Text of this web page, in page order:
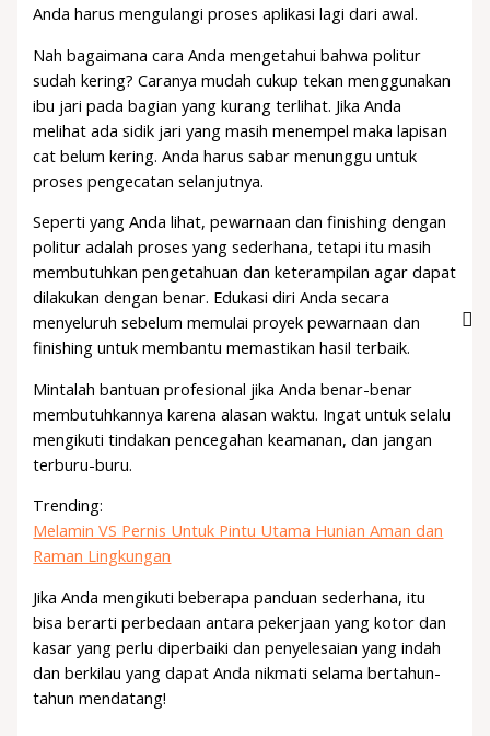
Anda harus mengulangi proses aplikasi lagi dari awal.
Nah bagaimana cara Anda mengetahui bahwa politur
sudah kering? Caranya mudah cukup tekan menggunakan
ibu jari pada bagian yang kurang terlihat. Jika Anda
melihat ada sidik jari yang masih menempel maka lapisan
cat belum kering. Anda harus sabar menunggu untuk
proses pengecatan selanjutnya.
Seperti yang Anda lihat, pewarnaan dan finishing dengan
politur adalah proses yang sederhana, tetapi itu masih
membutuhkan pengetahuan dan keterampilan agar dapat
dilakukan dengan benar. Edukasi diri Anda secara
menyeluruh sebelum memulai proyek pewarnaan dan
finishing untuk membantu memastikan hasil terbaik.
Mintalah bantuan profesional jika Anda benar-benar
membutuhkannya karena alasan waktu. Ingat untuk selalu
mengikuti tindakan pencegahan keamanan, dan jangan
terburu-buru.
Trending:
Melamin VS Pernis Untuk Pintu Utama Hunian Aman dan
Raman Lingkungan
Jika Anda mengikuti beberapa panduan sederhana, itu
bisa berarti perbedaan antara pekerjaan yang kotor dan
kasar yang perlu diperbaiki dan penyelesaian yang indah
dan berkilau yang dapat Anda nikmati selama bertahun-
tahun mendatang!